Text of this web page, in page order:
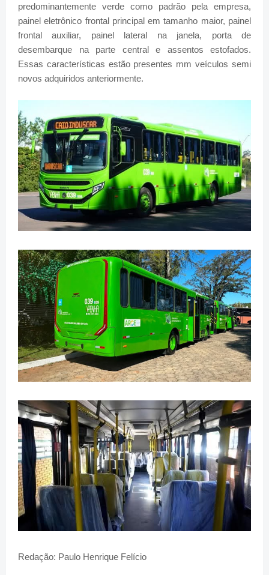
predominantemente verde como padrão pela empresa,
painel eletrônico frontal principal em tamanho maior, painel
frontal auxiliar, painel lateral na janela, porta de
desembarque na parte central e assentos estofados.
Essas características estão presentes mm veículos semi
novos adquiridos anteriormente.
Redação: Paulo Henrique Felício